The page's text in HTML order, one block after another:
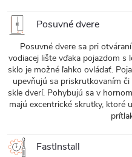
Posuvné dvere
Posuvné dvere sa pri
vodiacej lište vďaka pojazdom s
sklo je možné ľahko ovládať.
upevňujú sa priskrutkovaním
skle dverí. Pohybujú sa v
majú excentrické skrutky, ktoré
FastInstall